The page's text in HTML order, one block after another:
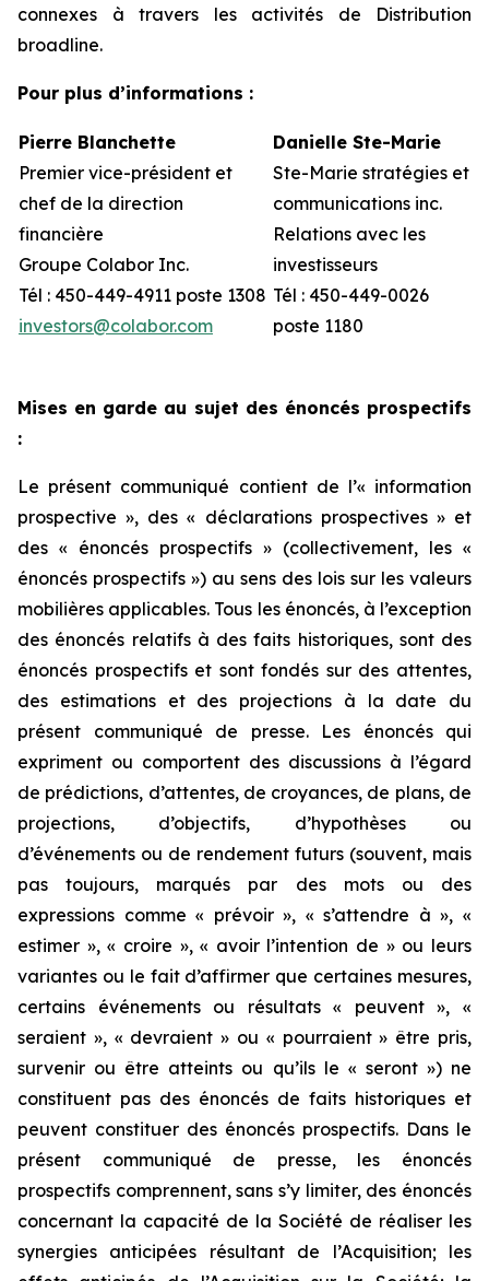
connexes à travers les activités de Distribution
broadline.
Pour plus d’informations :
Pierre Blanchette
Premier vice-président et
chef de la direction
financière
Groupe Colabor Inc.
Tél : 450-449-4911 poste 1308
investors@colabor.com
Danielle Ste-Marie
Ste-Marie stratégies et
communications inc.
Relations avec les
investisseurs
Tél : 450-449-0026
poste 1180
Mises en garde au sujet des énoncés prospectifs
:
Le présent communiqué contient de l’« information
prospective », des « déclarations prospectives » et
des « énoncés prospectifs » (collectivement, les «
énoncés prospectifs ») au sens des lois sur les valeurs
mobilières applicables. Tous les énoncés, à l’exception
des énoncés relatifs à des faits historiques, sont des
énoncés prospectifs et sont fondés sur des attentes,
des estimations et des projections à la date du
présent communiqué de presse. Les énoncés qui
expriment ou comportent des discussions à l’égard
de prédictions, d’attentes, de croyances, de plans, de
projections, d’objectifs, d’hypothèses ou
d’événements ou de rendement futurs (souvent, mais
pas toujours, marqués par des mots ou des
expressions comme « prévoir », « s’attendre à », «
estimer », « croire », « avoir l’intention de » ou leurs
variantes ou le fait d’affirmer que certaines mesures,
certains événements ou résultats « peuvent », «
seraient », « devraient » ou « pourraient » être pris,
survenir ou être atteints ou qu’ils le « seront ») ne
constituent pas des énoncés de faits historiques et
peuvent constituer des énoncés prospectifs. Dans le
présent communiqué de presse, les énoncés
prospectifs comprennent, sans s’y limiter, des énoncés
concernant la capacité de la Société de réaliser les
synergies anticipées résultant de l’Acquisition; les